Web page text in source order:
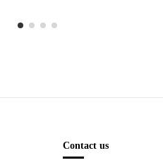
Contact us